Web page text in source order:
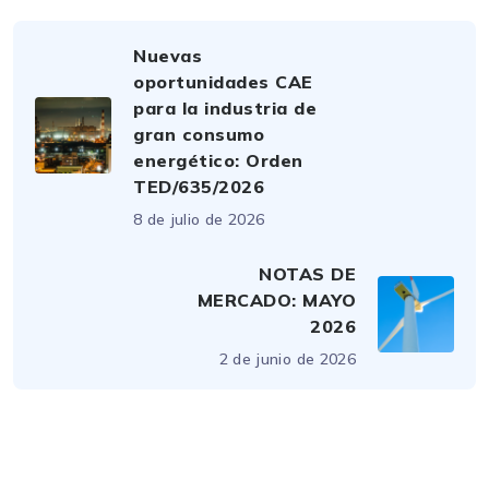
Nuevas
oportunidades CAE
para la industria de
gran consumo
energético: Orden
TED/635/2026
8 de julio de 2026
NOTAS DE
MERCADO: MAYO
2026
2 de junio de 2026